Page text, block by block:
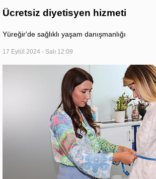
Ücretsiz diyetisyen hizmeti
Yüreğir'de sağlıklı yaşam danışmanlığı
17 Eylül 2024 - Salı 12:09